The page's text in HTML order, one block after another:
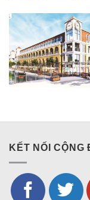
KẾT NỐI CỘNG